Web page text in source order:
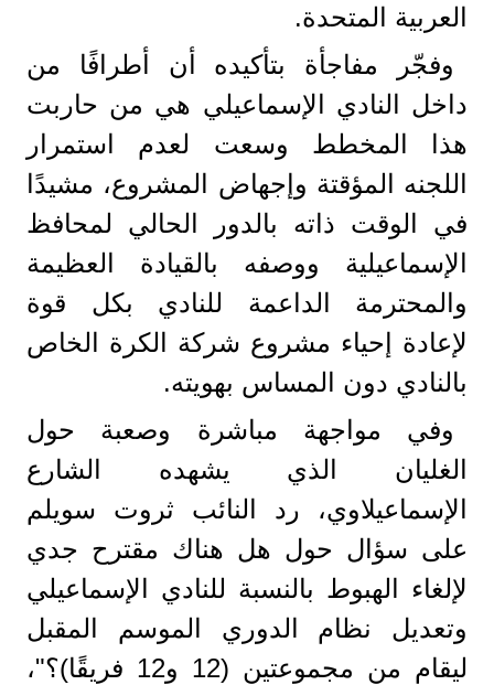
العربية المتحدة.
وفجّر مفاجأة بتأكيده أن أطرافًا من
داخل النادي الإسماعيلي هي من حاربت
هذا المخطط وسعت لعدم استمرار
اللجنه المؤقتة وإجهاض المشروع، مشيدًا
في الوقت ذاته بالدور الحالي لمحافظ
الإسماعيلية ووصفه بالقيادة العظيمة
والمحترمة الداعمة للنادي بكل قوة
لإعادة إحياء مشروع شركة الكرة الخاص
بالنادي دون المساس بهويته.
وفي مواجهة مباشرة وصعبة حول
الغليان الذي يشهده الشارع
الإسماعيلاوي، رد النائب ثروت سويلم
على سؤال حول هل هناك مقترح جدي
لإلغاء الهبوط بالنسبة للنادي الإسماعيلي
وتعديل نظام الدوري الموسم المقبل
ليقام من مجموعتين (12 و12 فريقًا)؟"،